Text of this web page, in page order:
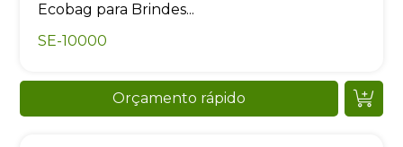
Ecobag para Brindes...
SE-10000
Orçamento rápido